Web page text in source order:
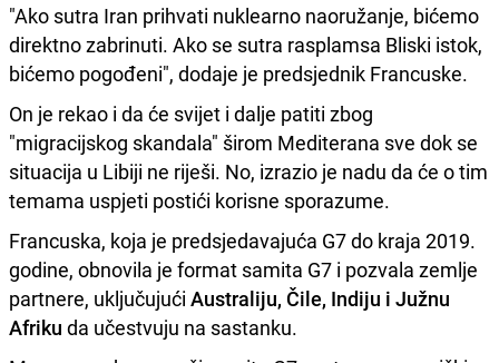
"Ako sutra Iran prihvati nuklearno naoružanje, bićemo
direktno zabrinuti. Ako se sutra rasplamsa Bliski istok,
bićemo pogođeni", dodaje je predsjednik Francuske.
On je rekao i da će svijet i dalje patiti zbog
"migracijskog skandala" širom Mediterana sve dok se
situacija u Libiji ne riješi. No, izrazio je nadu da će o tim
temama uspjeti postići korisne sporazume.
Francuska, koja je predsjedavajuća G7 do kraja 2019.
godine, obnovila je format samita G7 i pozvala zemlje
partnere, uključujući Australiju, Čile, Indiju i Južnu
Afriku da učestvuju na sastanku.